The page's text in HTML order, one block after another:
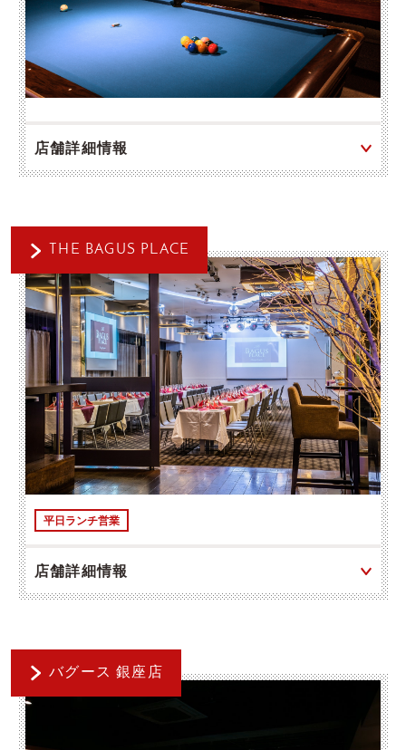
店舗詳細情報
THE BAGUS PLACE
平日ランチ営業
店舗詳細情報
バグース 銀座店